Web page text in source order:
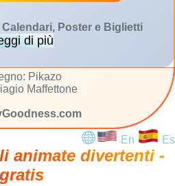
Calendari, Poster e Biglietti
di più
Pikazo
Maffettone
En Es
animate divertenti -
gratis